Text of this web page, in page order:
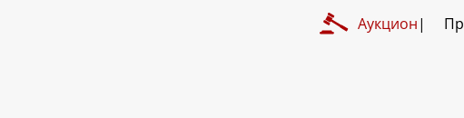
Аукцион